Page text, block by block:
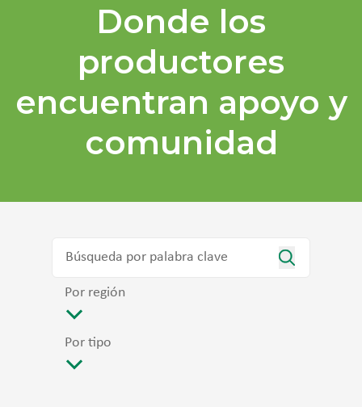
Donde los
productores
encuentran apoyo y
comunidad
Por región
Por tipo